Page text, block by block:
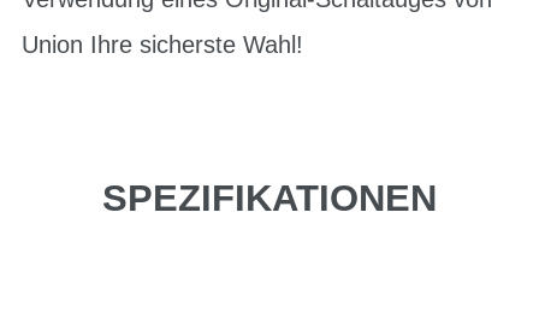
Union Ihre sicherste Wahl!
SPEZIFIKATIONEN